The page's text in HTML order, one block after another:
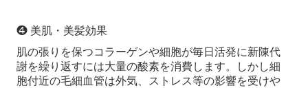
❹ 美肌・美髪効果
肌の張りを保つコラーゲンや細胞が毎日活発に新陳代
謝を繰り返すには大量の酸素を消費します。しかし細
胞付近の毛細血管は外気、ストレス等の影響を受けや